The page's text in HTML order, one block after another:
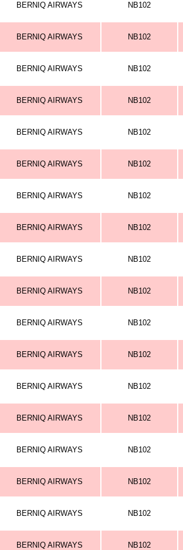
BERNIQ AIRWAYS NB102
BERNIQ AIRWAYS NB102
BERNIQ AIRWAYS NB102
BERNIQ AIRWAYS NB102
BERNIQ AIRWAYS NB102
BERNIQ AIRWAYS NB102
BERNIQ AIRWAYS NB102
BERNIQ AIRWAYS NB102
BERNIQ AIRWAYS NB102
BERNIQ AIRWAYS NB102
BERNIQ AIRWAYS NB102
BERNIQ AIRWAYS NB102
BERNIQ AIRWAYS NB102
BERNIQ AIRWAYS NB102
BERNIQ AIRWAYS NB102
BERNIQ AIRWAYS NB102
BERNIQ AIRWAYS NB102
BERNIQ AIRWAYS NB102